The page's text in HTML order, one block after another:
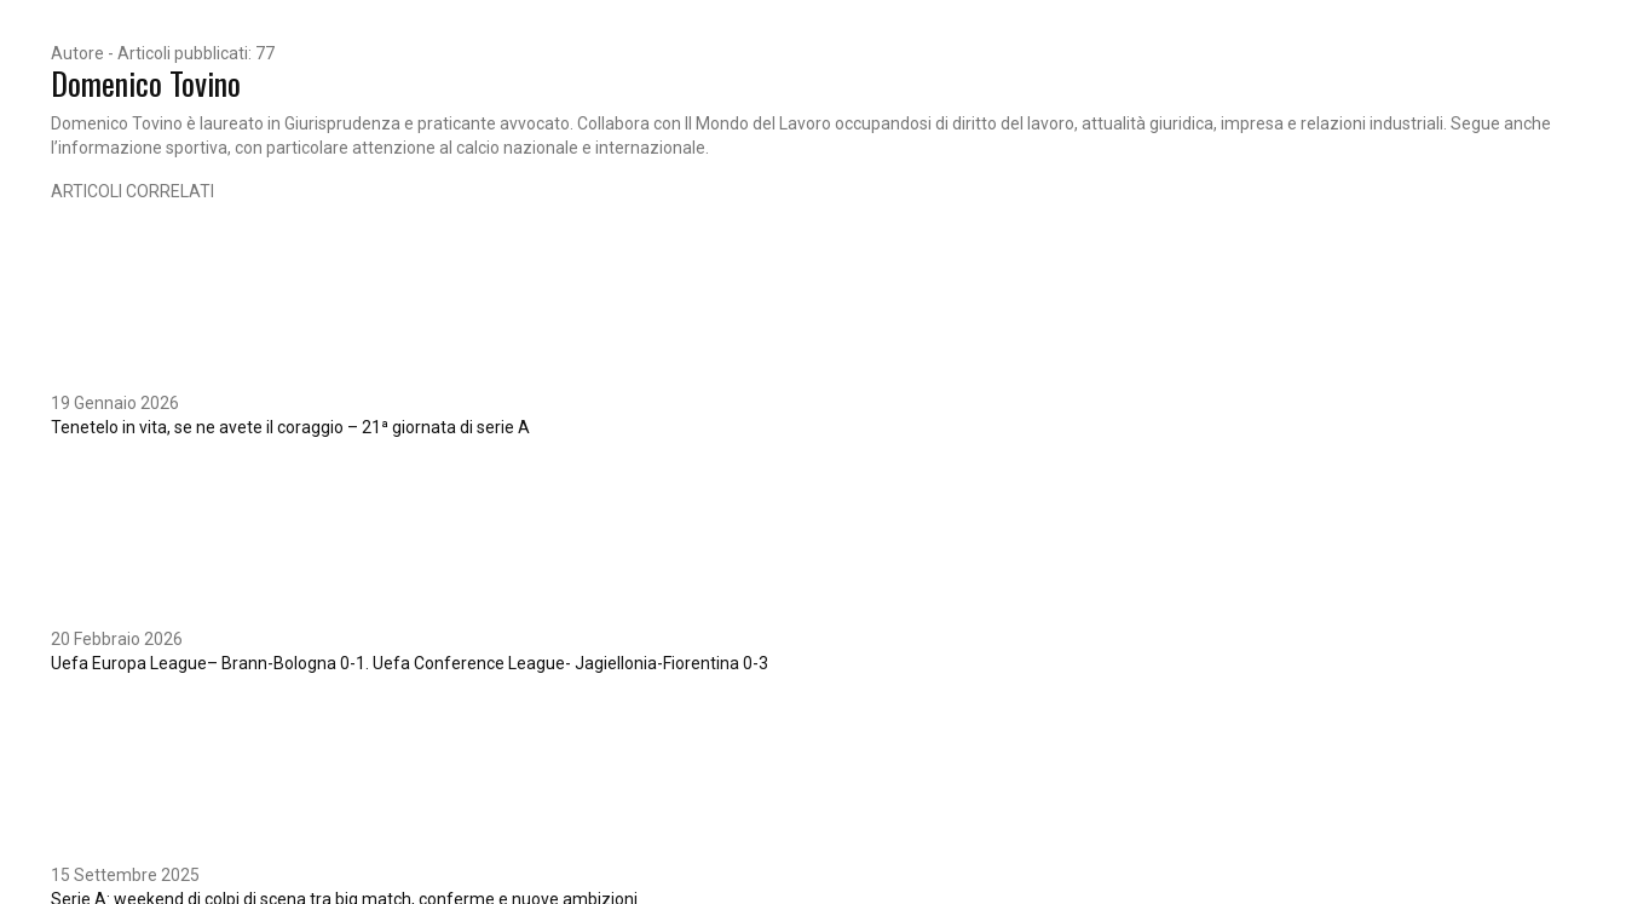
Autore - Articoli pubblicati: 77
Domenico Tovino
Domenico Tovino è laureato in Giurisprudenza e praticante avvocato. Collabora con Il Mondo del Lavoro occupandosi di diritto del lavoro, attualità giuridica, impresa e relazioni industriali. Segue anche
l’informazione sportiva, con particolare attenzione al calcio nazionale e internazionale.
ARTICOLI CORRELATI
19 Gennaio 2026
Tenetelo in vita, se ne avete il coraggio – 21ª giornata di serie A
20 Febbraio 2026
Uefa Europa League– Brann-Bologna 0-1. Uefa Conference League- Jagiellonia-Fiorentina 0-3
15 Settembre 2025
Serie A: weekend di colpi di scena tra big match, conferme e nuove ambizioni